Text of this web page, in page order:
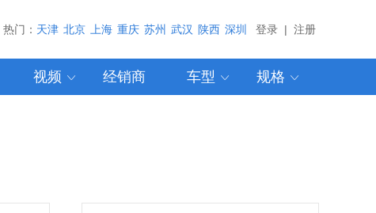
热门： 天津 北京 上海 重庆 苏州 武汉 陕西 深圳 登录 | 注册
视频  经销商 车型  规格 